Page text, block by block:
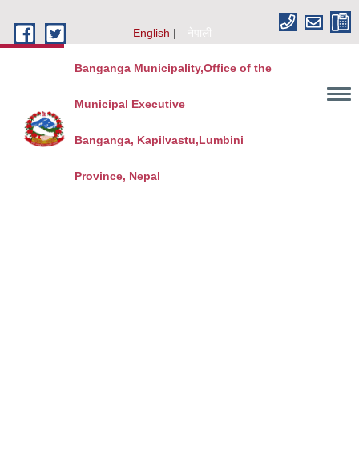
English
नेपाली
Banganga Municipality,Office of the
Municipal Executive
Banganga, Kapilvastu,Lumbini
Province, Nepal